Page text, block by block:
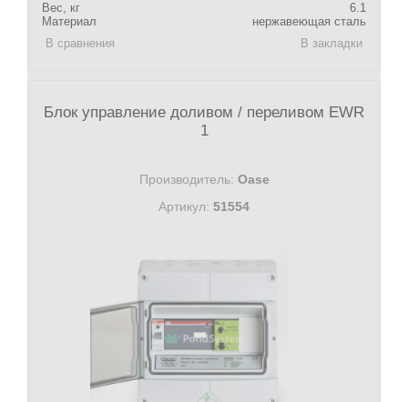
Вес, кг
6.1
Материал
нержавеющая сталь
В сравнения
В закладки
Блок управление доливом / переливом EWR
1
Производитель: Oase
Артикул: 51554